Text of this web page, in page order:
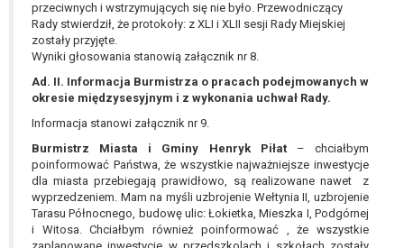
przeciwnych i wstrzymujących się nie było. Przewodniczący
Rady stwierdził, że protokoły: z XLI i XLII sesji Rady Miejskiej
zostały przyjęte.
Wyniki głosowania stanowią załącznik nr 8.
Ad. II. Informacja Burmistrza o pracach podejmowanych w
okresie międzysesyjnym i z wykonania uchwał Rady.
Informacja stanowi załącznik nr 9.
Burmistrz Miasta i Gminy Henryk Piłat– chciałbym
poinformować Państwa, że wszystkie najważniejsze inwestycje
dla miasta przebiegają prawidłowo, są realizowane nawet z
wyprzedzeniem. Mam na myśli uzbrojenie Wełtynia II, uzbrojenie
Tarasu Północnego, budowę ulic: Łokietka, Mieszka I, Podgórnej
i Witosa. Chciałbym również poinformować , że wszystkie